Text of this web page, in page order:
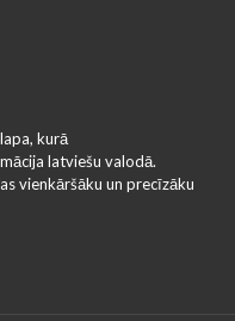
kurā
latviešu valodā.
vienkāršāku un precīzāku